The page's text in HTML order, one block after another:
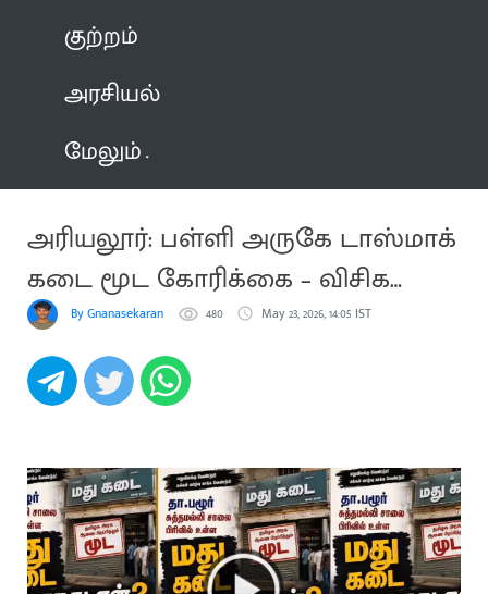
குற்றம்
அரசியல்
மேலும்
அரியலூர்: பள்ளி அருகே டாஸ்மாக்
கடை மூட கோரிக்கை – விசிக
சுவரொட்டி
By Gnanasekaran 480 May 23, 2026, 14:05 IST